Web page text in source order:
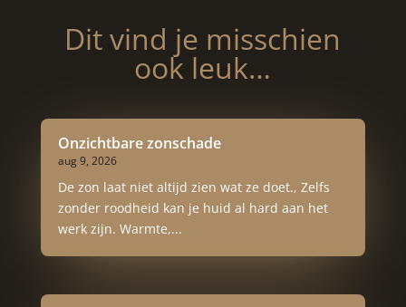
Dit vind je misschien
ook leuk…
Onzichtbare zonschade
aug 9, 2026
De zon laat niet altijd zien wat ze doet., Zelfs
zonder roodheid kan je huid al hard aan het
werk zijn. Warmte,...